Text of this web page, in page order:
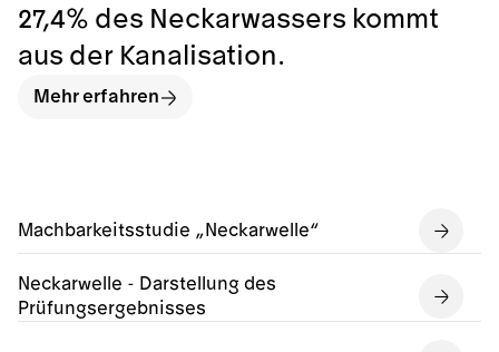
Machbarkeitsstudie „Neckarwelle“
Neckarwelle - Darstellung des
Prüfungsergebnisses
27,4% des Neckarwassers kommt
aus der Kanalisation.
Mehr erfahren